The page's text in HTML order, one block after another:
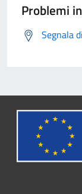
Problemi
Segnala